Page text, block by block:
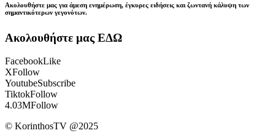
Ακολουθήστε μας για άμεση ενημέρωση, έγκυρες ειδήσεις και ζωντανή κάλυψη των
σημαντικότερων γεγονότων.
Ακολουθήστε μας ΕΔΩ
FacebookLike
XFollow
YoutubeSubscribe
TiktokFollow
4.03MFollow
© KorinthosTV @2025